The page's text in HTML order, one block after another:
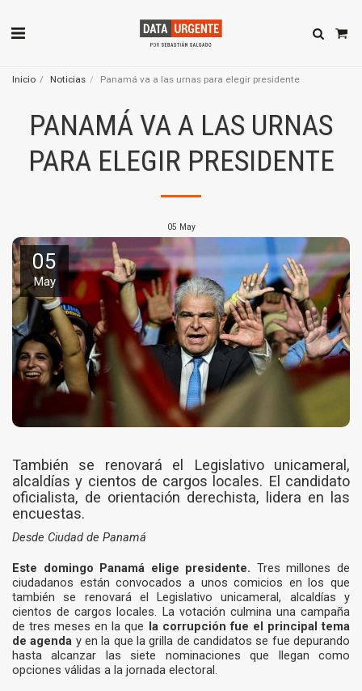
Inicio Noticias Panamá va a las urnas para elegir presidente
PANAMÁ VA A LAS URNAS
PARA ELEGIR PRESIDENTE
05 May
05
May
También se renovará el Legislativo unicameral,
alcaldías y cientos de cargos locales. El candidato
oficialista, de orientación derechista, lidera en las
encuestas.
Desde Ciudad de Panamá
Este domingo Panamá elige presidente. Tres millones de
ciudadanos están convocados a unos comicios en los que
también se renovará el Legislativo unicameral, alcaldías y
cientos de cargos locales. La votación culmina una campaña
de tres meses en la que la corrupción fue el principal tema
de agenda y en la que la grilla de candidatos se fue depurando
hasta alcanzar las siete nominaciones que llegan como
opciones válidas a la jornada electoral.